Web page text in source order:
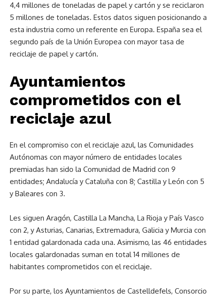
4,4 millones de toneladas de papel y cartón y se reciclaron
5 millones de toneladas. Estos datos siguen posicionando a
esta industria como un referente en Europa. España sea el
segundo país de la Unión Europea con mayor tasa de
reciclaje de papel y cartón.
Ayuntamientos
comprometidos con el
reciclaje azul
En el compromiso con el reciclaje azul, las Comunidades
Autónomas con mayor número de entidades locales
premiadas han sido la Comunidad de Madrid con 9
entidades; Andalucía y Cataluña con 8; Castilla y León con 5
y Baleares con 3.
Les siguen Aragón, Castilla La Mancha, La Rioja y País Vasco
con 2, y Asturias, Canarias, Extremadura, Galicia y Murcia con
1 entidad galardonada cada una. Asimismo, las 46 entidades
locales galardonadas suman en total 14 millones de
habitantes comprometidos con el reciclaje.
Por su parte, los Ayuntamientos de Castelldefels, Consorcio